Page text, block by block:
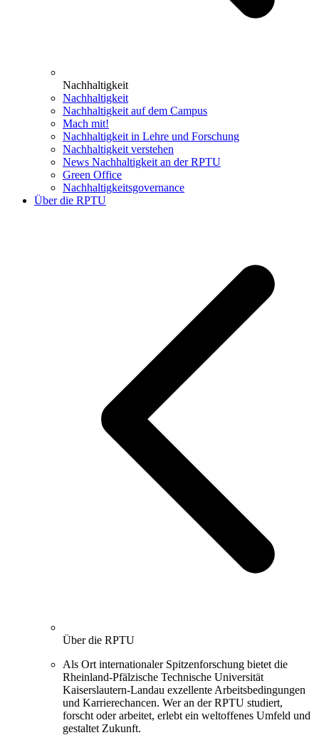
Nachhaltigkeit
Nachhaltigkeit
Nachhaltigkeit auf dem Campus
Mach mit!
Nachhaltigkeit in Lehre und Forschung
Nachhaltigkeit verstehen
News Nachhaltigkeit an der RPTU
Green Office
Nachhaltigkeitsgovernance
Über die RPTU
Über die RPTU
Als Ort internationaler Spitzenforschung bietet die
Rheinland-Pfälzische Technische Universität
Kaiserslautern-Landau exzellente Arbeitsbedingungen
und Karrierechancen. Wer an der RPTU studiert,
forscht oder arbeitet, erlebt ein weltoffenes Umfeld und
gestaltet Zukunft.